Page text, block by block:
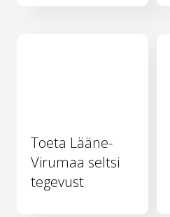
Toeta Lääne-
Virumaa seltsi
tegevust